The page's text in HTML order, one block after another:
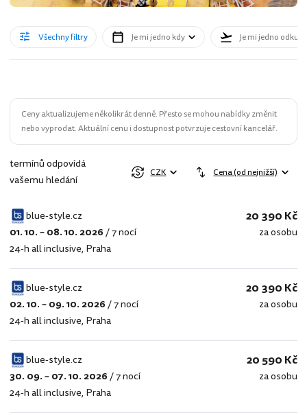
Všechny filtry Je mi jedno kdy Je mi jedno odkud
Ceny aktualizujeme několikrát denně. Přesto se mohou nabídky změnit
nebo vyprodat. Aktuální cenu i dostupnost potvrzuje cestovní kancelář.
termínů odpovídá
vašemu hledání
CZK Cena (od nejnižší)
blue-
style.cz
blue-style.cz
01. 10. – 08. 10. 2026/7 nocí
24-h all inclusive, Praha
20 390 Kč
za osobu
blue-
style.cz
blue-style.cz
02. 10. – 09. 10. 2026/7 nocí
24-h all inclusive, Praha
20 390 Kč
za osobu
blue-
style.cz
blue-style.cz
30. 09. – 07. 10. 2026/7 nocí
24-h all inclusive, Praha
20 590 Kč
za osobu